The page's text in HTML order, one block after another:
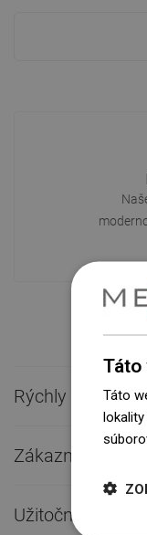
Rýchly kontakt
Zákaznícky servis
Užitočné odkazy
Táto
Táto